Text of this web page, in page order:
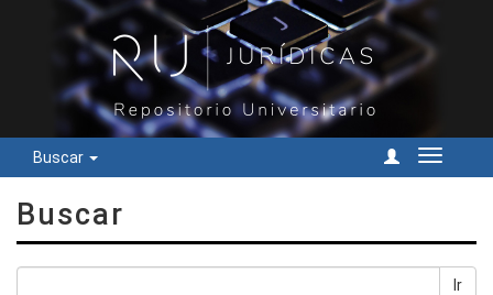
Buscar
Cambiar
Buscar
Ir